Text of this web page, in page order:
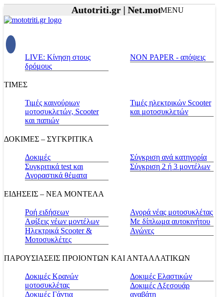
Autotriti.gr | Net.mototriti.gr |
MENU
LIVE: Κίνηση στους
δρόμους
NON PAPER - απόψεις
ΤΙΜΕΣ
Τιμές καινούριων
μοτοσυκλετών, Scooter
και παπιών
Τιμές ηλεκτρικών Scooter
και μοτοσυκλετών
ΔΟΚΙΜΕΣ – ΣΥΓΚΡΙΤΙΚΑ
Δοκιμές
Συγκριτικά test και
Αγοραστικά θέματα
Σύγκριση ανά κατηγορία
Σύγκριση 2 ή 3 μοντέλων
ΕΙΔΗΣΕΙΣ – ΝΕΑ ΜΟΝΤΕΛΑ
Ροή ειδήσεων
Αφίξεις νέων μοντέλων
Ηλεκτρικά Scooter &
Μοτοσυκλέτες
Αγορά νέας μοτοσυκλέτας
Με δίπλωμα αυτοκινήτου
Αγώνες
ΠΑΡΟΥΣΙΑΣΕΙΣ ΠΡΟΙΟΝΤΩΝ ΚΑΙ ΑΝΤΑΛΛΑΤΙΚΩΝ
Δοκιμές Κρανών
μοτοσυκλέτας
Δοκιμές Γάντια
Δοκιμές Ελαστικών
Δοκιμές Αξεσουάρ
αναβάτη